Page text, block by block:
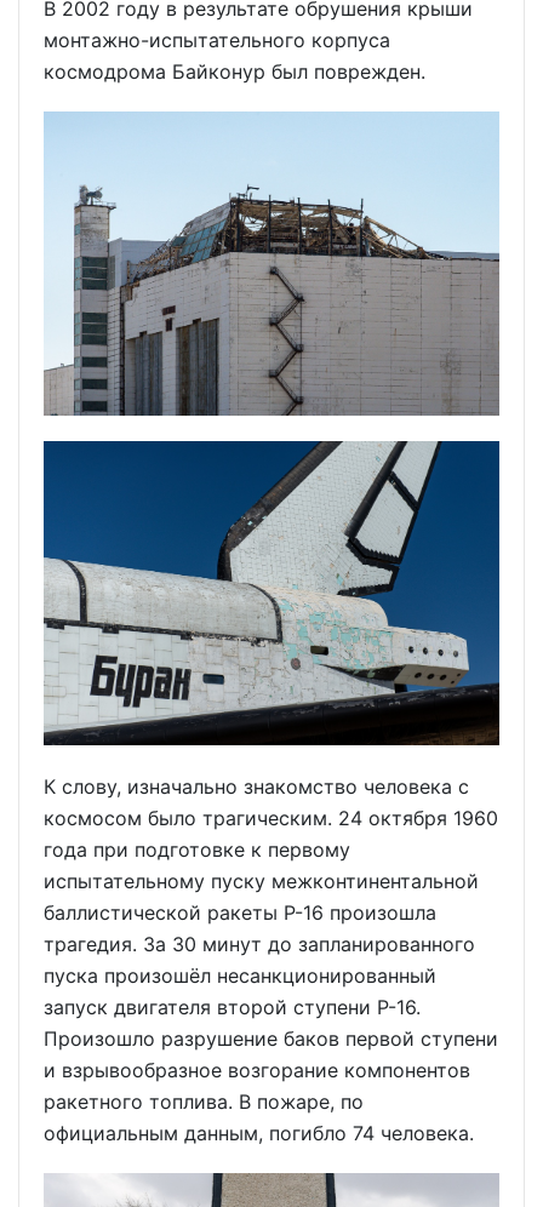
В 2002 году в результате обрушения крыши
монтажно-испытательного корпуса
космодрома Байконур был поврежден.
К слову, изначально знакомство человека с
космосом было трагическим. 24 октября 1960
года при подготовке к первому
испытательному пуску межконтинентальной
баллистической ракеты Р-16 произошла
трагедия. За 30 минут до запланированного
пуска произошёл несанкционированный
запуск двигателя второй ступени Р-16.
Произошло разрушение баков первой ступени
и взрывообразное возгорание компонентов
ракетного топлива. В пожаре, по
официальным данным, погибло 74 человека.